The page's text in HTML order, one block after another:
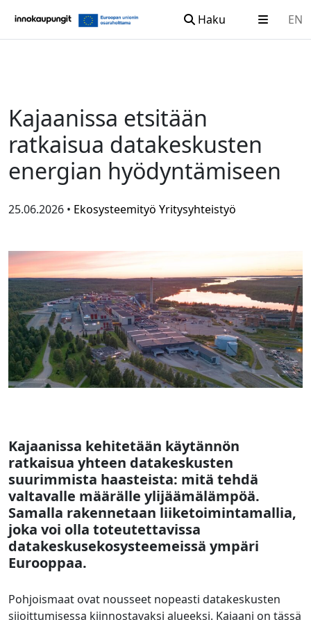
Haku EN
Kajaanissa etsitään
ratkaisua datakeskusten
energian hyödyntämiseen
25.06.2026 • Ekosysteemityö Yritysyhteistyö
Kajaanissa kehitetään käytännön
ratkaisua yhteen datakeskusten
suurimmista haasteista: mitä tehdä
valtavalle määrälle ylijäämälämpöä.
Samalla rakennetaan liiketoimintamallia,
joka voi olla toteutettavissa
datakeskusekosysteemeissä ympäri
Eurooppaa.
Pohjoismaat ovat nousseet nopeasti datakeskusten
sijoittumisessa kiinnostavaksi alueeksi. Kajaani on tässä